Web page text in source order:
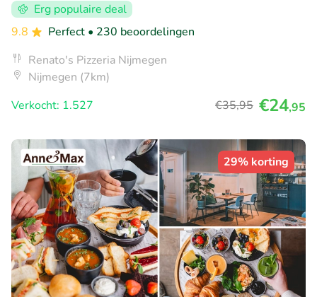
Erg populaire deal
9.8
Perfect • 230 beoordelingen
Renato's Pizzeria Nijmegen
Nijmegen (7km)
Verkocht: 1.527
€35,95 €24,95
29% korting